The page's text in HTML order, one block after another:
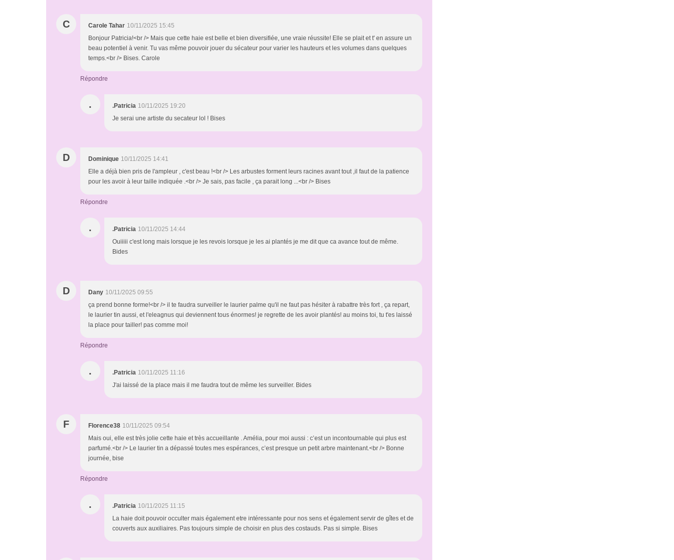
C Carole Tahar 10/11/2025 15:45
Bonjour Patricia!<br /> Mais que cette haie est belle et bien diversifiée, une vraie réussite! Elle se plait et t' en assure un
beau potentiel à venir. Tu vas même pouvoir jouer du sécateur pour varier les hauteurs et les volumes dans quelques
temps.<br /> Bises. Carole
Répondre
. .Patricia 10/11/2025 19:20
Je serai une artiste du secateur lol ! Bises
D Dominique 10/11/2025 14:41
Elle a déjà bien pris de l'ampleur , c'est beau !<br /> Les arbustes forment leurs racines avant tout ,il faut de la patience
pour les avoir à leur taille indiquée .<br /> Je sais, pas facile , ça parait long ...<br /> Bises
Répondre
. .Patricia 10/11/2025 14:44
Ouiiiii c'est long mais lorsque je les revois lorsque je les ai plantés je me dit que ca avance tout de même.
Bides
D Dany 10/11/2025 09:55
ça prend bonne forme!<br /> il te faudra surveiller le laurier palme qu'il ne faut pas hésiter à rabattre très fort , ça repart,
le laurier tin aussi, et l'eleagnus qui deviennent tous énormes! je regrette de les avoir plantés! au moins toi, tu t'es laissé
la place pour tailler! pas comme moi!
Répondre
. .Patricia 10/11/2025 11:16
J'ai laissé de la place mais il me faudra tout de même les surveiller. Bides
F Florence38 10/11/2025 09:54
Mais oui, elle est très jolie cette haie et très accueillante . Amélia, pour moi aussi : c’est un incontournable qui plus est
parfumé.<br /> Le laurier tin a dépassé toutes mes espérances, c’est presque un petit arbre maintenant.<br /> Bonne
journée, bise
Répondre
. .Patricia 10/11/2025 11:15
La haie doit pouvoir occulter mais également etre intéressante pour nos sens et également servir de gîtes et de
couverts aux auxiliaires. Pas toujours simple de choisir en plus des costauds. Pas si simple. Bises